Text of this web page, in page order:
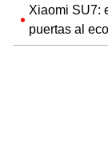
Xiaomi SU7:
puertas al